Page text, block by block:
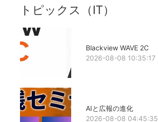
トピックス（IT）
Blackview WAVE 2C
2026-08-08 10:35:17
AIと広報の進化
2026-08-08 04:45:35